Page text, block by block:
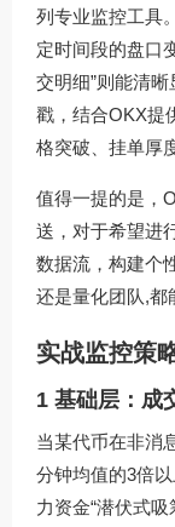
列专业监控工具
定时间段的盘口
交明细”则能清
戳，结合OKX提
格突破、挂单厚
值得一提的是，
送，对于希望进
数据流，构建个
还是量化团队,都
实战监控策
1 基础层：成
当某代币在非消
分钟均值的3倍
力资金“潜伏式